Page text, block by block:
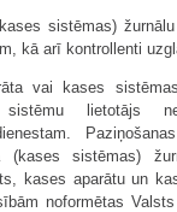
sistēmas)
kā arī kontrollenti
vai kases
lietotājs
(kases sistēmas)
kases aparātu un
noformētas